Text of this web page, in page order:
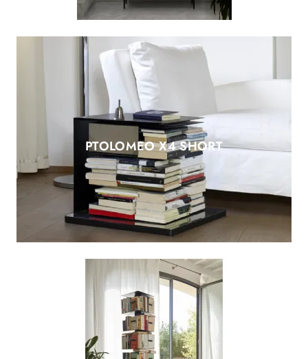
PTOLOMEO X4 SHORT